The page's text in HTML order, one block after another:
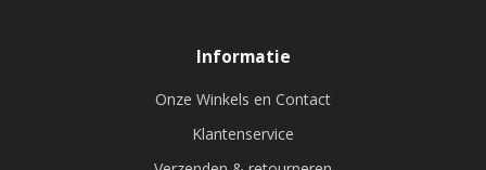
Informatie
Onze Winkels en Contact
Klantenservice